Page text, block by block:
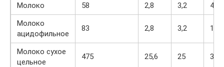
Молоко
58 2,8 3,2
4,7
Молоко
ацидофильное
83 2,8 3,2 10,8
Молоко сухое
цельное
475 25,6 25 39,4